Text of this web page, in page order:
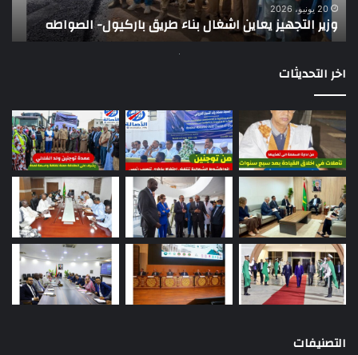
20 يونيو، 2026
وزير التجهيز يعاين اشغال بناء طريق باركيول- الصواطه
اخر التحديثات
التصنيفات